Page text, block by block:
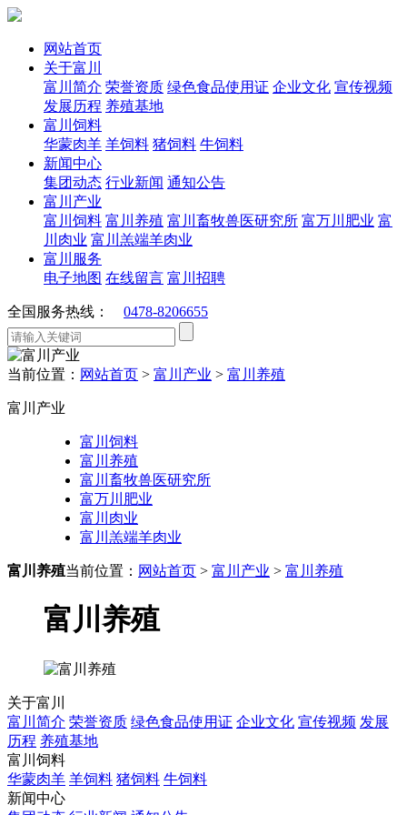
网站首页
关于富川
富川简介 荣誉资质 绿色食品使用证 企业文化 宣传视频
发展历程 养殖基地
富川饲料
华蒙肉羊 羊饲料 猪饲料 牛饲料
新闻中心
集团动态 行业新闻 通知公告
富川产业
富川饲料 富川养殖 富川畜牧兽医研究所 富万川肥业 富
川肉业 富川羔端羊肉业
富川服务
电子地图 在线留言 富川招聘
全国服务热线： 0478-8206655
当前位置： 网站首页 > 富川产业 > 富川养殖
富川产业
富川饲料
富川养殖
富川畜牧兽医研究所
富万川肥业
富川肉业
富川羔端羊肉业
富川养殖当前位置： 网站首页 > 富川产业 > 富川养殖
富川养殖
关于富川
富川简介 荣誉资质 绿色食品使用证 企业文化 宣传视频 发展
历程 养殖基地
富川饲料
华蒙肉羊 羊饲料 猪饲料 牛饲料
新闻中心